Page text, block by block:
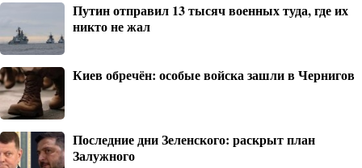
Путин отправил 13 тысяч военных туда, где их
никто не жал
Киев обречён: особые войска зашли в Чернигов
Последние дни Зеленского: раскрыт план
Залужного